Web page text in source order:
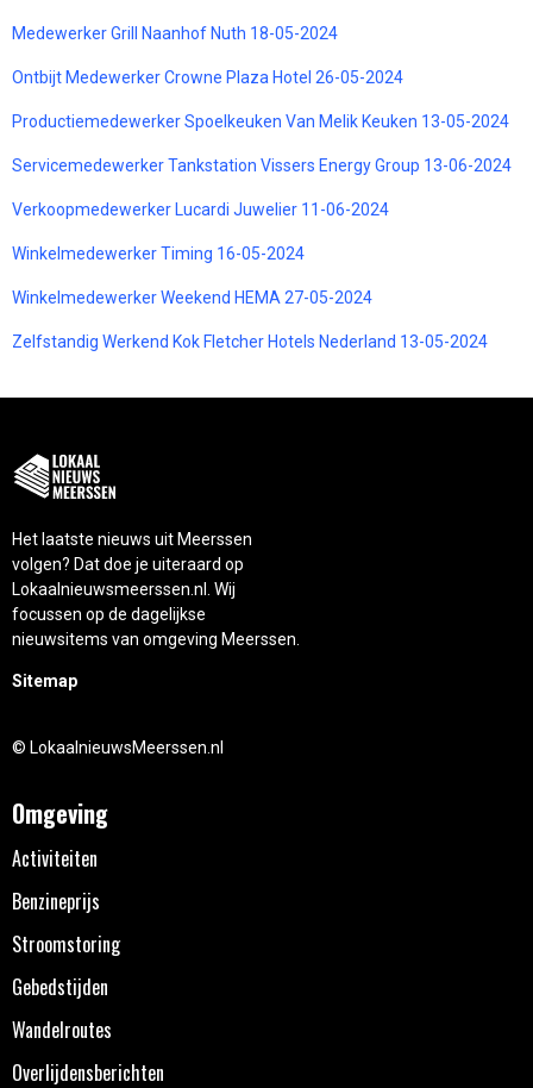
Medewerker Grill Naanhof Nuth 18-05-2024
Ontbijt Medewerker Crowne Plaza Hotel 26-05-2024
Productiemedewerker Spoelkeuken Van Melik Keuken 13-05-2024
Servicemedewerker Tankstation Vissers Energy Group 13-06-2024
Verkoopmedewerker Lucardi Juwelier 11-06-2024
Winkelmedewerker Timing 16-05-2024
Winkelmedewerker Weekend HEMA 27-05-2024
Zelfstandig Werkend Kok Fletcher Hotels Nederland 13-05-2024
Het laatste nieuws uit Meerssen
volgen? Dat doe je uiteraard op
Lokaalnieuwsmeerssen.nl. Wij
focussen op de dagelijkse
nieuwsitems van omgeving Meerssen.
Sitemap
© LokaalnieuwsMeerssen.nl
Omgeving
Activiteiten
Benzineprijs
Stroomstoring
Gebedstijden
Wandelroutes
Overlijdensberichten